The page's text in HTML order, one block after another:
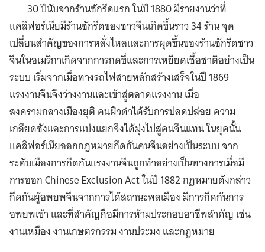
30 ปีนับจากร้านซักรีดแรก ในปี 1880 มีรายงานว่าที่
แคลิฟอร์เนียมีร้านซักรีดของชาวจีนเกิดขึ้นราว 34 ร้าน จุด
เปลี่ยนสำคัญของการหลั่งไหลและการผุดขึ้นของร้านซักรีดชาว
จีนในอเมริกาเกิดจากการกดขี่และการเหยียดเชื้อชาติอย่างเป็น
ระบบ เริ่มจากเมื่อทางรถไฟสายหลักสร้างเสร็จในปี 1869
แรงงานจีนจึงว่างงานและเข้าสู่ตลาดแรงงาน เมื่อ
สงครามกลางเมืองยุติ คนผิวดำได้รับการปลดปล่อย ความ
เกลียดชังและการแบ่งแยกจึงได้มุ่งไปสู่คนจีนแทน ในยุคนั้น
แคลิฟอร์เนียออกกฎหมายกีดกันคนจีนอย่างเป็นระบบ จาก
ระดับเมืองการกีดกันแรงงานจีนถูกทำอย่างเป็นทางการเมื่อมี
การออก Chinese Exclusion Act ในปี 1882 กฎหมายดังกล่าว
กีดกันผู้อพยพจีนจากการได้สถานะพลเมือง มีการกีดกันการ
อพยพเข้า และที่สำคัญคือมีการห้ามประกอบอาชีพสำคัญ เช่น
งานเหมือง งานเกษตรกรรม งานประมง และกฎหมาย